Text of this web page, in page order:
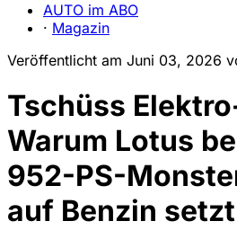
AUTO im ABO
· Magazin
Veröffentlicht am Juni 03, 2026
Tschüss
Warum Lotus
952-PS-
auf Benzin setzt